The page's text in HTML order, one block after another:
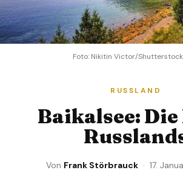
Foto: Nikitin Victor/
RUSSLAND
Baikalsee: Die
Von Frank Störbrauck· 17.